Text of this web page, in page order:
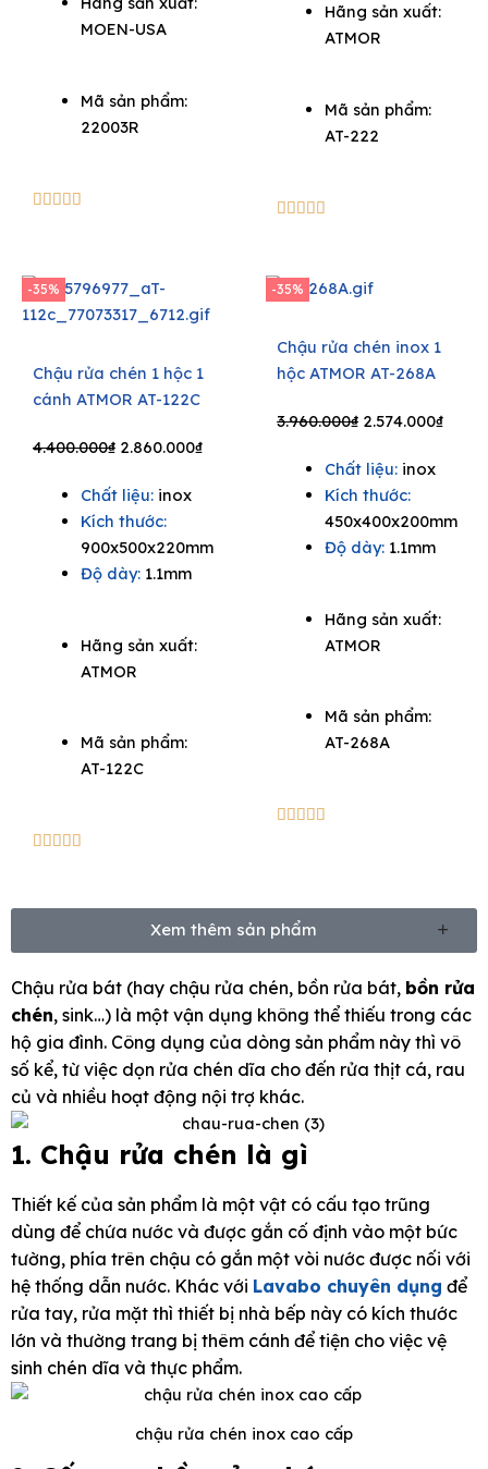
MOEN-USA
Mã sản phẩm:
22003R
    
Hãng sản xuất:
ATMOR
Mã sản phẩm:
AT-222
    
-35%
Chậu rửa chén 1 hộc 1
cánh ATMOR AT-122C
4.400.000₫ Original
was:
4.400.000₫.
2.860.000₫Current
Chất liệu:inox
Kích thước:
900x500x220mm
Độ dày:1.1mm
Hãng sản xuất:
ATMOR
Mã sản phẩm:
AT-122C
    
-35%
Chậu rửa chén inox 1
hộc ATMOR AT-268A
3.960.000₫ Original
was:
3.960.000₫.
2.574.000₫
Chất liệu:inox
Kích thước:
450x400x200mm
Độ dày:1.1mm
Hãng sản xuất:
ATMOR
Mã sản phẩm:
AT-268A
    
Xem thêm sản phẩm
Chậu rửa bát (hay chậu rửa chén, bồn rửa bát, bồn rửa
chén, sink…) là một vận dụng không thể thiếu trong các
hộ gia đình. Công dụng của dòng sản phẩm này thì vô
số kể, từ việc dọn rửa chén dĩa cho đến rửa thịt cá, rau
củ và nhiều hoạt động nội trợ khác.
1. Chậu rửa chén là gì
Thiết kế của sản phẩm là một vật có cấu tạo trũng
dùng để chứa nước và được gắn cố định vào một bức
tường, phía trên chậu có gắn một vòi nước được nối với
hệ thống dẫn nước. Khác với Lavabo chuyên dụng để
rửa tay, rửa mặt thì thiết bị nhà bếp này có kích thước
lớn và thường trang bị thêm cánh để tiện cho việc vệ
sinh chén dĩa và thực phẩm.
chậu rửa chén inox cao cấp